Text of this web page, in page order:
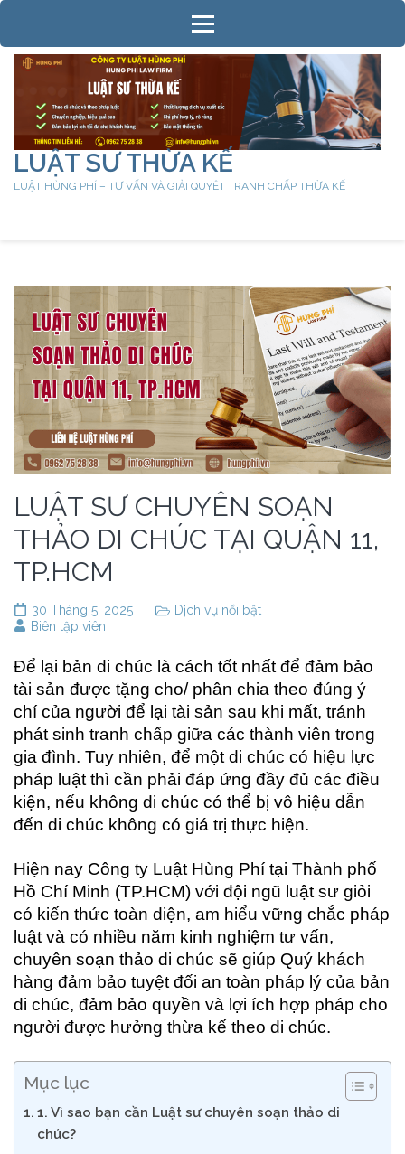
Bỏ
và
(ấn
Enter)LUẬT SƯ THỪA KẾ
LUẬT HÙNG PHÍ – TƯ VẤN VÀ GIẢI QUYÊT TRANH CHẤP THỪA KẾ
LUẬT SƯ CHUYÊN SOẠN
THẢO DI CHÚC TẠI QUẬN 11,
TP.HCM
30 Tháng 5, 2025
Dịch vụ nổi bật
Biên tập viên
Để lại bản di chúc là cách tốt nhất để đảm bảo
tài sản được tặng cho/ phân chia theo đúng ý
chí của người để lại tài sản sau khi mất, tránh
phát sinh tranh chấp giữa các thành viên trong
gia đình. Tuy nhiên, để một di chúc có hiệu lực
pháp luật thì cần phải đáp ứng đầy đủ các điều
kiện, nếu không di chúc có thể bị vô hiệu dẫn
đến di chúc không có giá trị thực hiện.
Hiện nay Công ty Luật Hùng Phí tại Thành phố
Hồ Chí Minh (TP.HCM) với đội ngũ luật sư giỏi
có kiến thức toàn diện, am hiểu vững chắc pháp
luật và có nhiều năm kinh nghiệm tư vấn,
chuyên soạn thảo di chúc sẽ giúp Quý khách
hàng đảm bảo tuyệt đối an toàn pháp lý của bản
di chúc, đảm bảo quyền và lợi ích hợp pháp cho
người được hưởng thừa kế theo di chúc.
Mục lục
1. Vì sao bạn cần Luật sư chuyên soạn thảo di
chúc?